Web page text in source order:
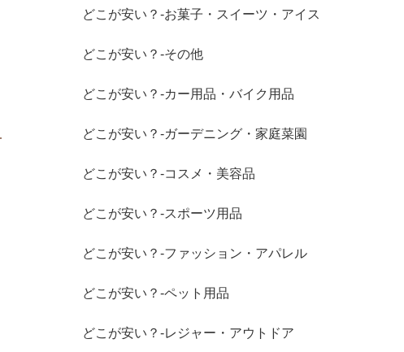
どこが安い？-お菓子・スイーツ・アイス
どこが安い？-その他
どこが安い？-カー用品・バイク用品
どこが安い？-ガーデニング・家庭菜園
どこが安い？-コスメ・美容品
どこが安い？-スポーツ用品
どこが安い？-ファッション・アパレル
どこが安い？-ペット用品
どこが安い？-レジャー・アウトドア